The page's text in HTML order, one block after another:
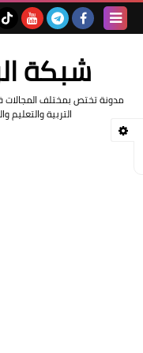
شبكة
مدونة تختص بمختلف المجالات في
التربية والتعليم